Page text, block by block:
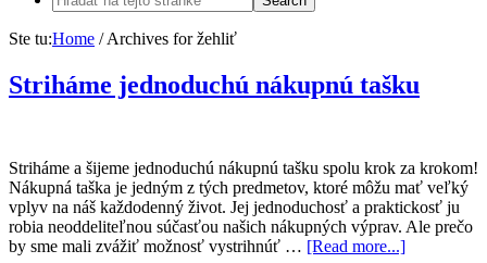
Ste tu:Home /Archives for žehliť
Striháme jednoduchú nákupnú tašku
Striháme a šijeme jednoduchú nákupnú tašku spolu krok za krokom!
Nákupná taška je jedným z tých predmetov, ktoré môžu mať veľký
vplyv na náš každodenný život. Jej jednoduchosť a praktickosť ju
robia neoddeliteľnou súčasťou našich nákupných výprav. Ale prečo
by sme mali zvážiť možnosť vystrihnúť … [Read more...]